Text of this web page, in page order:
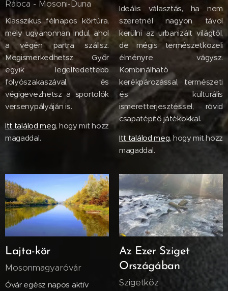
Rábca - Mosoni-Duna
Klasszikus félnapos körtúra,
mely ugyanonnan indul, ahol
a végén partra szállsz.
Megismerkedhetsz Győr
egyik legelfedettebb
folyószakaszával, és
végigevezhetsz a sportolók
versenypályáján is.
Itt találod meg, hogy mit hozz
magaddal.
Ideális választás, ha nem
szeretnél nagyon távol
kerülni az urbanizált világtól,
de mégis természetközeli
élményre vágysz.
Kombinálható
kerékpározással, természeti
és kulturális
ismeretterjesztéssel, rövid
csapatépítő játékokkal.
Itt találod meg, hogy mit hozz
magaddal.
Lajta-kör
Mosonmagyaróvár
Óvár egész napos aktív
Az Ezer Sziget
Országában
Szigetköz